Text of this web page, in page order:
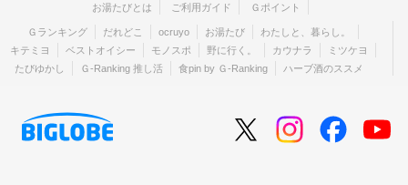
お湯たびとは ご利用ガイド Ｇポイント
Ｇランキング だれどこ ocruyo お湯たび
わたしと、暮らし。
キテミヨ
ベストオイシー モノスポ 野に行く。 カウナラ
ミツケヨ
たびゆかし
Ｇ-Ranking 推し活 食pin by Ｇ-Ranking ハーブ酒のススメ